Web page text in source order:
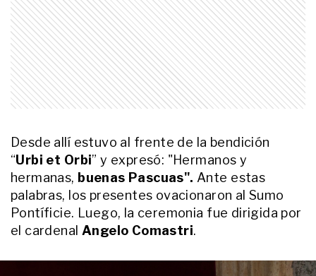
Desde allí estuvo al frente de la bendición
“Urbi et Orbi” y expresó: "Hermanos y
hermanas, buenas Pascuas". Ante estas
palabras, los presentes ovacionaron al Sumo
Pontíficie. Luego, la ceremonia fue dirigida por
el cardenal Angelo Comastri.
ACTUALIDAD
El amigo argentino de León XIV
cuenta cómo es en privado y qué
cambió durante su primer año
como Papa: “Demostró que no es
un Francisco II”
GALERIAS
En fotos: entre lágrimas y
emoción, así fue el último adiós
ACTUALIDAD
Por qué se piensa que el Papa
León XIV vendría a la Argentina en
noviembre
ACTUALIDAD
XIV a la Argentina: las fechas